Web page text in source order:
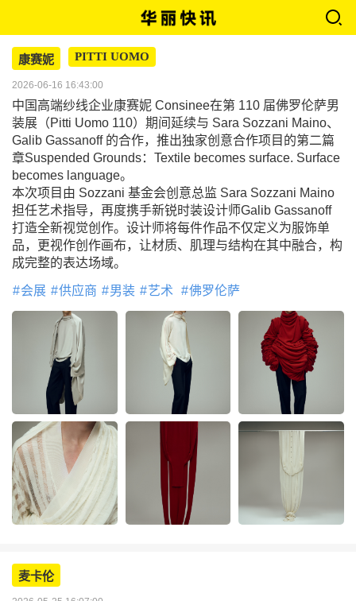
康赛妮 PITTI UOMO
2026-06-16 16:43:00
中国高端纱线企业康赛妮 Consinee在第 110 届佛罗伦萨男
装展（Pitti Uomo 110）期间延续与 Sara Sozzani Maino、
Galib Gassanoff 的合作，推出独家创意合作项目的第二篇
章Suspended Grounds：Textile becomes surface. Surface
becomes language。
本次项目由 Sozzani 基金会创意总监 Sara Sozzani Maino
担任艺术指导，再度携手新锐时装设计师Galib Gassanoff
打造全新视觉创作。设计师将每件作品不仅定义为服饰单
品，更视作创作画布，让材质、肌理与结构在其中融合，构
成完整的表达场域。
会展 供应商 男装 艺术 佛罗伦萨
麦卡伦